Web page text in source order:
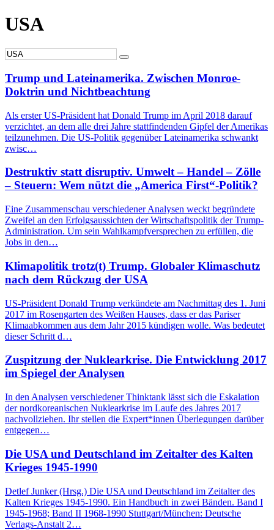
USA
Trump und Lateinamerika. Zwischen Monroe-
Doktrin und Nichtbeachtung
Als erster US-Präsident hat Donald Trump im April 2018 darauf
verzichtet, an dem alle drei Jahre stattfindenden Gipfel der Amerikas
teilzunehmen. Die US-Politik gegenüber Lateinamerika schwankt
zwisc…
Destruktiv statt disruptiv. Umwelt – Handel – Zölle
– Steuern: Wem nützt die „America First“-Politik?
Eine Zusammenschau verschiedener Analysen weckt begründete
Zweifel an den Erfolgsaussichten der Wirtschaftspolitik der Trump-
Administration. Um sein Wahlkampfversprechen zu erfüllen, die
Jobs in den…
Klimapolitik trotz(t) Trump. Globaler Klimaschutz
nach dem Rückzug der USA
US-Präsident Donald Trump verkündete am Nachmittag des 1. Juni
2017 im Rosengarten des Weißen Hauses, dass er das Pariser
Klimaabkommen aus dem Jahr 2015 kündigen wolle. Was bedeutet
dieser Schritt d…
Zuspitzung der Nuklearkrise. Die Entwicklung 2017
im Spiegel der Analysen
In den Analysen verschiedener Thinktank lässt sich die Eskalation
der nordkoreanischen Nuklearkrise im Laufe des Jahres 2017
nachvollziehen. Ihr stellen die Expert*innen Überlegungen darüber
entgegen…
Die USA und Deutschland im Zeitalter des Kalten
Krieges 1945-1990
Detlef Junker (Hrsg.) Die USA und Deutschland im Zeitalter des
Kalten Krieges 1945-1990. Ein Handbuch in zwei Bänden. Band I
1945-1968; Band II 1968-1990 Stuttgart/München: Deutsche
Verlags-Anstalt 2…